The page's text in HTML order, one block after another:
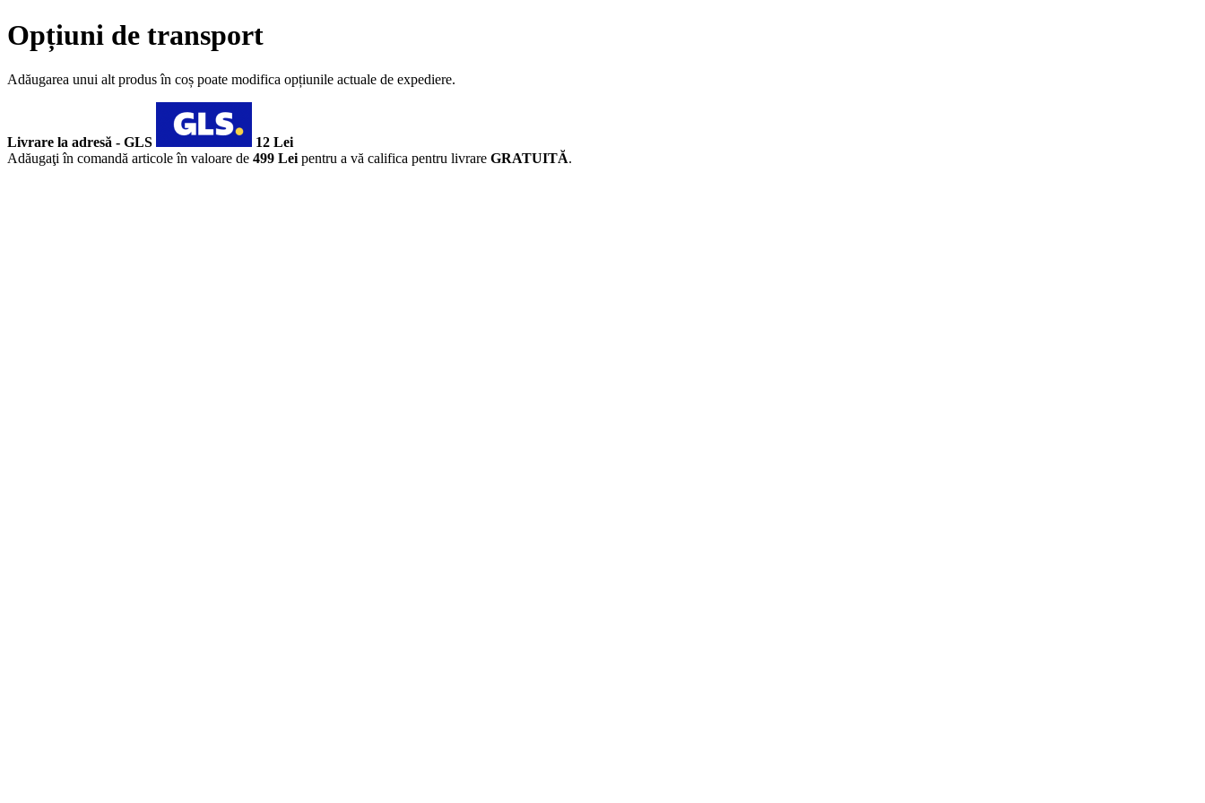
Opțiuni de transport
Adăugarea unui alt produs în coș poate modifica opțiunile actuale de expediere.
Livrare la adresă - GLS
12 Lei
Adăugaţi în comandă articole în valoare de 499 Lei pentru a vă califica pentru livrare GRATUITĂ.